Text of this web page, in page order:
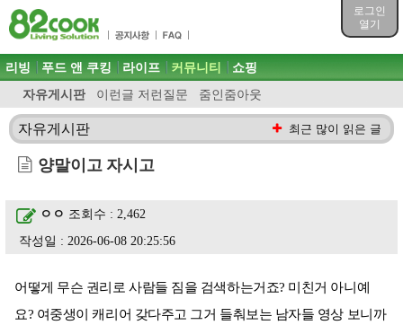
로그인
열기
목차
주메뉴 바로가기
컨텐츠 바로가기
검색 바로가기
로그인 바로가기
주메뉴
리빙 푸드 앤 쿠킹 라이프 커뮤니티
자유게시판 이런글 저런질문 줌인줌아웃
쇼핑
자유게시판 최근 많이 읽은 글
양말이고 자시고
ㅇㅇ 조회수 : 2,462
작성일 : 2026-06-08 20:25:56
어떻게 무슨 권리로 사람들 짐을 검색하는거죠? 미친거 아니예
요? 여중생이 캐리어 갖다주고 그거 들춰보는 남자들 영상 보니까